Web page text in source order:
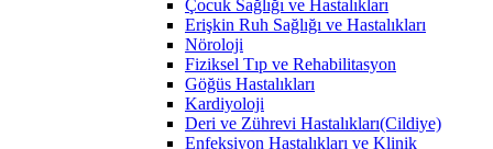
Çocuk Sağlığı ve Hastalıkları
Erişkin Ruh Sağlığı ve Hastalıkları
Nöroloji
Fiziksel Tıp ve Rehabilitasyon
Göğüs Hastalıkları
Kardiyoloji
Deri ve Zührevi Hastalıkları(Cildiye)
Enfeksiyon Hastalıkları ve Klinik